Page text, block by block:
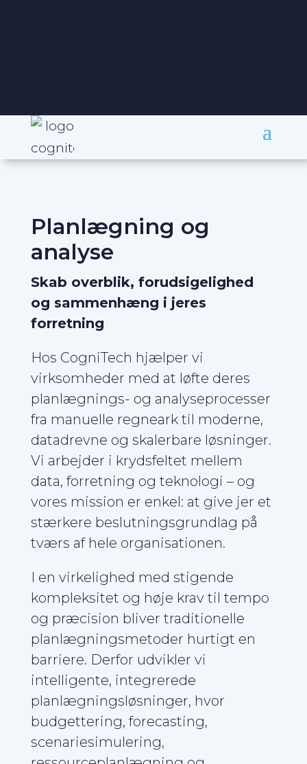
Planlægning og
analyse
Skab overblik, forudsigelighed
og sammenhæng i jeres
forretning
Hos CogniTech hjælper vi
virksomheder med at løfte deres
planlægnings- og analyseprocesser
fra manuelle regneark til moderne,
datadrevne og skalerbare løsninger.
Vi arbejder i krydsfeltet mellem
data, forretning og teknologi – og
vores mission er enkel: at give jer et
stærkere beslutningsgrundlag på
tværs af hele organisationen.
I en virkelighed med stigende
kompleksitet og høje krav til tempo
og præcision bliver traditionelle
planlægningsmetoder hurtigt en
barriere. Derfor udvikler vi
intelligente, integrerede
planlægningsløsninger, hvor
budgettering, forecasting,
scenariesimulering,